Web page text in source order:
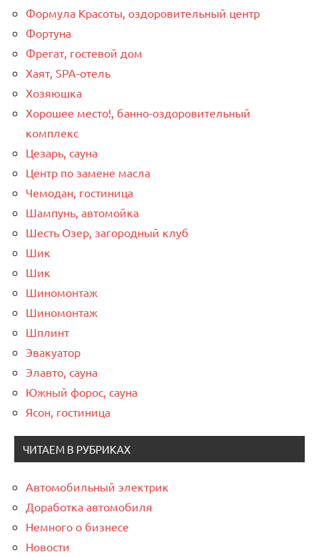
Формула Красоты, оздоровительный центр
Фортуна
Фрегат, гостевой дом
Хаят, SPA-отель
Хозяюшка
Хорошее место!, банно-оздоровительный
комплекс
Цезарь, сауна
Центр по замене масла
Чемодан, гостиница
Шампунь, автомойка
Шесть Озер, загородный клуб
Шик
Шик
Шиномонтаж
Шиномонтаж
Шплинт
Эвакуатор
Элавто, сауна
Южный форос, сауна
Ясон, гостиница
ЧИТАЕМ В РУБРИКАХ
Автомобильный электрик
Доработка автомобиля
Немного о бизнесе
Новости